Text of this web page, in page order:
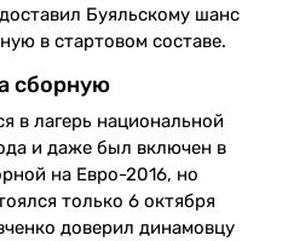
Буяльскому шанс
в стартовом составе.
сборную
в лагерь национальной
и даже был включен в
на Евро-2016, но
только 6 октября
доверил динамовцу